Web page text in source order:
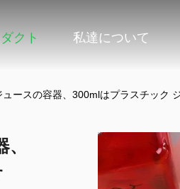
クト 私達について
ースの容器、300mlはプラスチック